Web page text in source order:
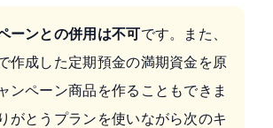
ーンとの併用は不可 です。また、
作成した定期預金の満期資金を原
ンペーン商品を作ることもできま
がとうプランを使いながら次のキ